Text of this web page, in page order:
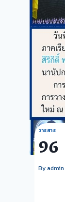
วารสาร
96
Byadmin